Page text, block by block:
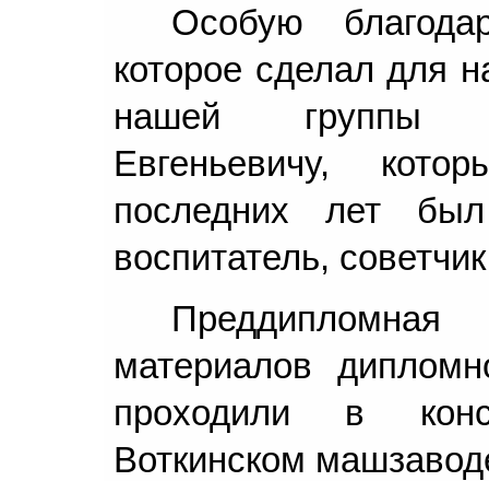
Особую
которое сделал для
нашей группы
Евгеньевичу,
последних лет
воспитатель,
материалов
проходили в
Воткинском